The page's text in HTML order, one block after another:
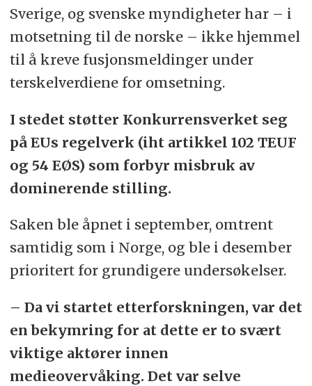
Sverige, og svenske myndigheter har – i
motsetning til de norske – ikke hjemmel
til å kreve fusjonsmeldinger under
terskelverdiene for omsetning.
I stedet støtter Konkurrensverket seg
på EUs regelverk (iht artikkel 102 TEUF
og 54 EØS) som forbyr misbruk av
dominerende stilling.
Saken ble åpnet i september, omtrent
samtidig som i Norge, og ble i desember
prioritert for grundigere undersøkelser.
– Da vi startet etterforskningen, var det
en bekymring for at dette er to svært
viktige aktører innen
medieovervåking. Det var selve